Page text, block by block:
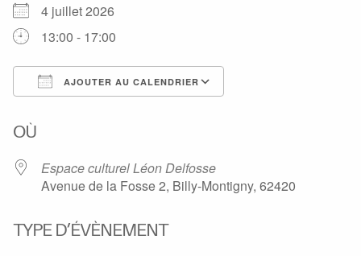
4 juillet 2026
13:00 - 17:00
AJOUTER AU CALENDRIER
OÙ
Espace culturel Léon Delfosse
Avenue de la Fosse 2, Billy-Montigny, 62420
TYPE D’ÉVÈNEMENT